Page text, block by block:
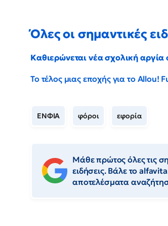
Όλες οι σημαντικές
Καθιερώνεται νέα σχολική
Το τέλος μιας εποχής για το
ΕΝΦΙΑ φόροι εφορία
Μάθε πρώτος όλες τις
ειδήσεις. Βάλε το
αποτελέσματα